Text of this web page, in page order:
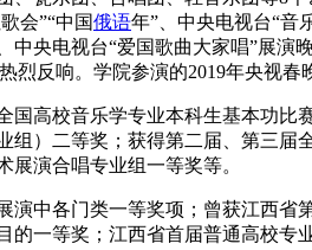
会”“中国俄语年”、中央电视台“音
央电视台“爱国歌曲大家唱”展
烈反响。学院参演的2019年央视
高校音乐学专业本科生基本功
）二等奖；获得第二届、第三
演合唱专业组一等奖等。
中各门类一等奖项；曾获江西
一等奖；江西省首届普通高校专